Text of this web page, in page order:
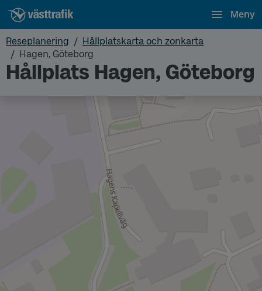
Meny
Reseplanering
Hållplatskarta och zonkarta
Hagen, Göteborg
Hållplats Hagen, Göteborg